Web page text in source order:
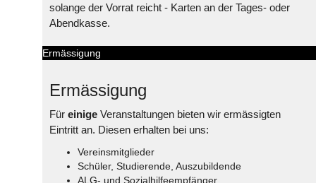
solange der Vorrat reicht - Karten an der Tages- oder
Abendkasse.
Ermässigung
Ermässigung
Für einige Veranstaltungen bieten wir ermässigten
Eintritt an. Diesen erhalten bei uns:
Vereinsmitglieder
Schüler, Studierende, Auszubildende
ALG- und Sozialhilfeempfänger